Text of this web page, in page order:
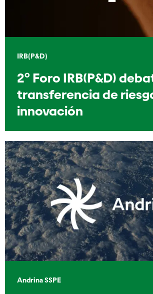
IRB(P&D)
2º Foro IRB(P&D)
transferencia de
innovación
Andrina SSPE